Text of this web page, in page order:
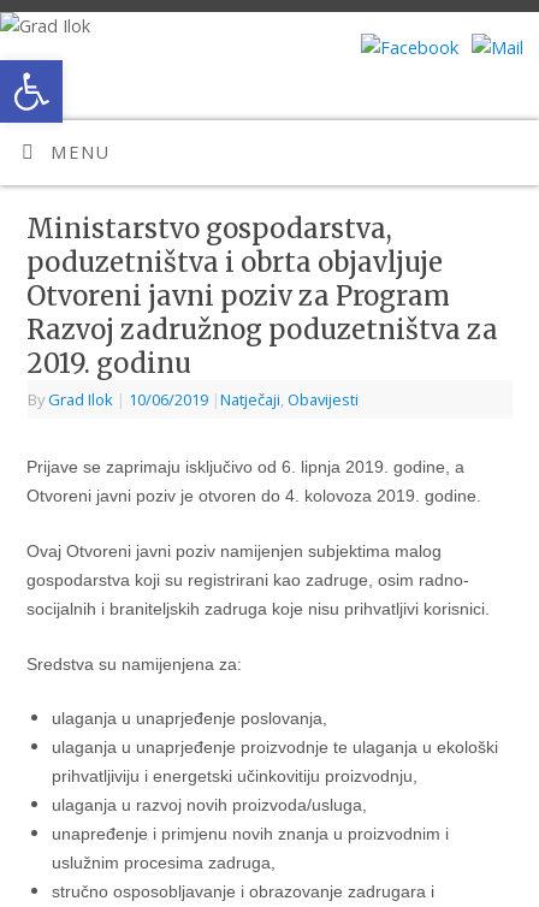
Open toolbar
MENU
Ministarstvo gospodarstva,
poduzetništva i obrta objavljuje
Otvoreni javni poziv za Program
Razvoj zadružnog poduzetništva za
2019. godinu
ByGrad Ilok | 10/06/2019 |Natječaji Obavijesti
Prijave se zaprimaju isključivo od 6. lipnja 2019. godine, a
Otvoreni javni poziv je otvoren do 4. kolovoza 2019. godine.
Ovaj Otvoreni javni poziv namijenjen subjektima malog
gospodarstva koji su registrirani kao zadruge, osim radno-
socijalnih i braniteljskih zadruga koje nisu prihvatljivi korisnici.
Sredstva su namijenjena za:
ulaganja u unaprjeđenje poslovanja,
ulaganja u unaprjeđenje proizvodnje te ulaganja u ekološki
prihvatljiviju i energetski učinkovitiju proizvodnju,
ulaganja u razvoj novih proizvoda/usluga,
unapređenje i primjenu novih znanja u proizvodnim i
uslužnim procesima zadruga,
stručno osposobljavanje i obrazovanje zadrugara i